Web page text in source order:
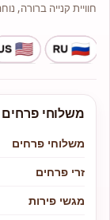
חוויית קנייה ברורה,
משלוחי פרחים
משלוחי פרחים
זרי פרחים
מגשי פירות